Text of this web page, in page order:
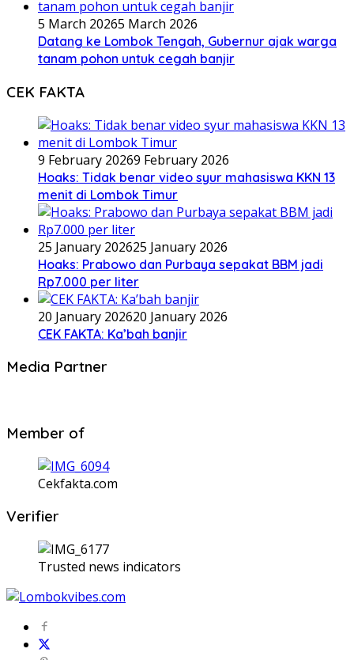
5 March 20265 March 2026
Datang ke Lombok Tengah, Gubernur ajak warga
tanam pohon untuk cegah banjir
CEK FAKTA
9 February 20269 February 2026
Hoaks: Tidak benar video syur mahasiswa KKN 13
menit di Lombok Timur
25 January 202625 January 2026
Hoaks: Prabowo dan Purbaya sepakat BBM jadi
Rp7.000 per liter
20 January 202620 January 2026
CEK FAKTA: Ka’bah banjir
Media Partner
Member of
Cekfakta.com
Verifier
Trusted news indicators